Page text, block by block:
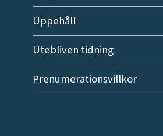
Uppehåll
Utebliven tidning
Prenumerationsvillkor